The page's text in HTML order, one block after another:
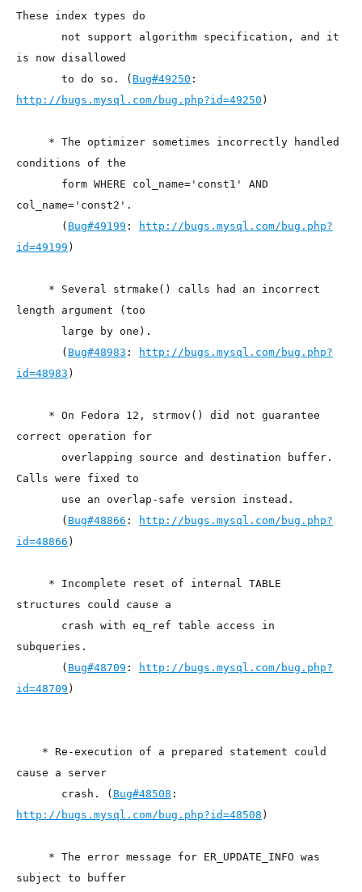
These index types do
is now disallowed
       to do so. (
Bug#49250
http://bugs.mysql.com/bug.php?id=49250 )
conditions of the
col_name='const2'.
       (
Bug#49199 :
http://bugs.mysql.com/bug.php?
id=49199 )
length argument (too
       large by one).
       (
Bug#48983 :
http://bugs.mysql.com/bug.php?
id=48983 )
correct operation for
Calls were fixed to
       use an overlap-safe version instead.
       (
Bug#48866 :
http://bugs.mysql.com/bug.php?
id=48866 )
structures could cause a
subqueries.
       (
Bug#48709 :
http://bugs.mysql.com/bug.php?
id=48709 )
cause a server
       crash. (
Bug#48508
http://bugs.mysql.com/bug.php?id=48508 )
subject to buffer